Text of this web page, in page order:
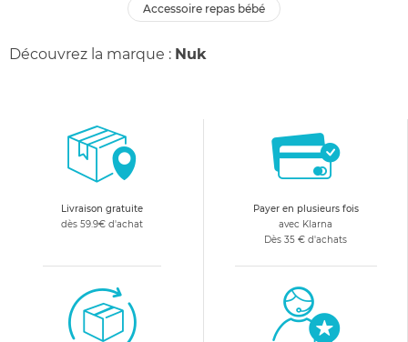
accessoire repas bébé
Découvrez la marque : Nuk
Livraison gratuite
dès 59.9€ d'achat
Payer en plusieurs fois
avec Klarna
Dès 35 € d'achats